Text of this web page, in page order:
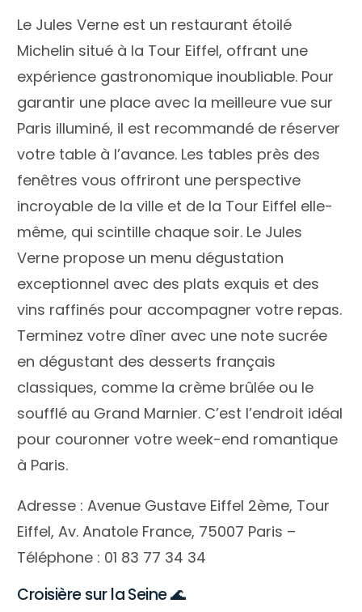
Le Jules Verne est un restaurant étoilé
Michelin situé à la Tour Eiffel, offrant une
expérience gastronomique inoubliable. Pour
garantir une place avec la meilleure vue sur
Paris illuminé, il est recommandé de réserver
votre table à l’avance. Les tables près des
fenêtres vous offriront une perspective
incroyable de la ville et de la Tour Eiffel elle-
même, qui scintille chaque soir. Le Jules
Verne propose un menu dégustation
exceptionnel avec des plats exquis et des
vins raffinés pour accompagner votre repas.
Terminez votre dîner avec une note sucrée
en dégustant des desserts français
classiques, comme la crème brûlée ou le
soufflé au Grand Marnier. C’est l’endroit idéal
pour couronner votre week-end romantique
à Paris.
Adresse : Avenue Gustave Eiffel 2ème, Tour
Eiffel, Av. Anatole France, 75007 Paris –
Téléphone : 01 83 77 34 34
Croisière sur la Seine 🌊